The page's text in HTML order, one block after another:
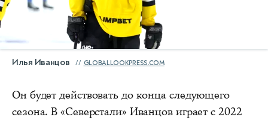
Илья Иванцов GLOBALLOOKPRESS.COM
Он будет действовать до конца следующего
сезона. В «Северстали» Иванцов играет с 2022